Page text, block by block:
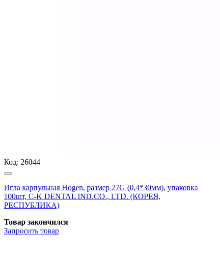
Код: 26044
Игла карпульная Hogen, размер 27G (0,4*30мм), упаковка
100шт, C-K DENTAL IND.CO., LTD. (КОРЕЯ,
РЕСПУБЛИКА)
Товар закончился
Запросить товар